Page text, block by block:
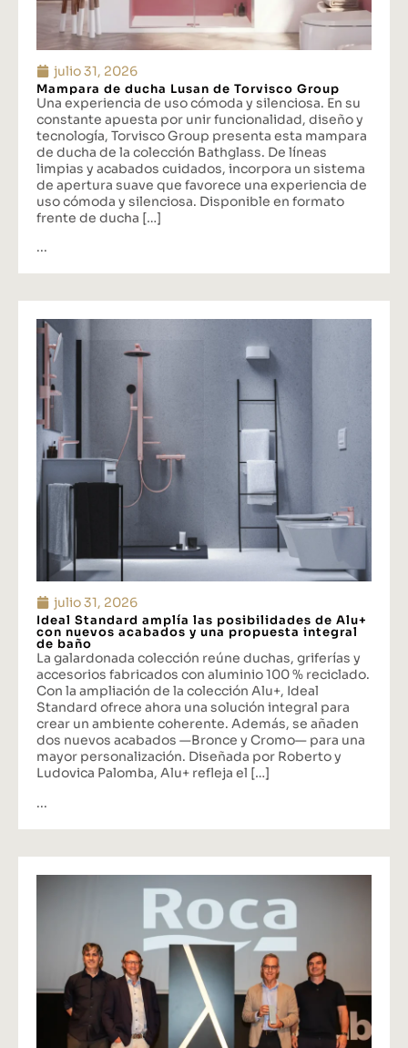
julio 31, 2026
Mampara de ducha Lusan de Torvisco Group
Una experiencia de uso cómoda y silenciosa. En su
constante apuesta por unir funcionalidad, diseño y
tecnología, Torvisco Group presenta esta mampara
de ducha de la colección Bathglass. De líneas
limpias y acabados cuidados, incorpora un sistema
de apertura suave que favorece una experiencia de
uso cómoda y silenciosa. Disponible en formato
frente de ducha […]
...
julio 31, 2026
Ideal Standard amplía las posibilidades de Alu+
con nuevos acabados y una propuesta integral
de baño
La galardonada colección reúne duchas, griferías y
accesorios fabricados con aluminio 100 % reciclado.
Con la ampliación de la colección Alu+, Ideal
Standard ofrece ahora una solución integral para
crear un ambiente coherente. Además, se añaden
dos nuevos acabados —Bronce y Cromo— para una
mayor personalización. Diseñada por Roberto y
Ludovica Palomba, Alu+ refleja el […]
...